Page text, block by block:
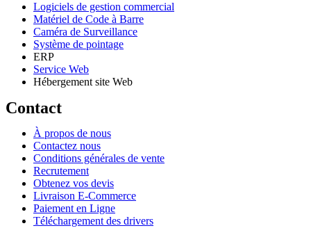
Logiciels de gestion commercial
Matériel de Code à Barre
Caméra de Surveillance
Système de pointage
ERP
Service Web
Hébergement site Web
Contact
À propos de nous
Contactez nous
Conditions générales de vente
Recrutement
Obtenez vos devis
Livraison E-Commerce
Paiement en Ligne
Téléchargement des drivers